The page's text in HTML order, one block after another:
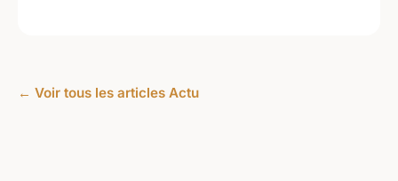
← Voir tous les articles Actu